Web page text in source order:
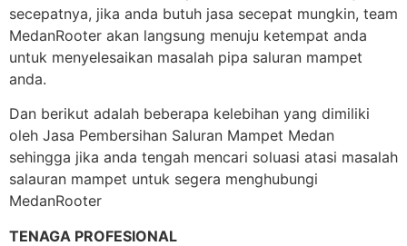
secepatnya, jika anda butuh jasa secepat mungkin, team
MedanRooter akan langsung menuju ketempat anda
untuk menyelesaikan masalah pipa saluran mampet
anda.
Dan berikut adalah beberapa kelebihan yang dimiliki
oleh Jasa Pembersihan Saluran Mampet Medan
sehingga jika anda tengah mencari soluasi atasi masalah
salauran mampet untuk segera menghubungi
MedanRooter
TENAGA PROFESIONAL